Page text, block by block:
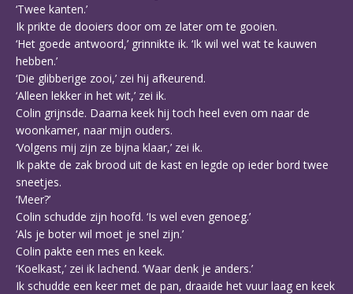
‘Twee kanten.’
Ik prikte de dooiers door om ze later om te gooien.
‘Het goede antwoord,’ grinnikte ik. ‘Ik wil wel wat te kauwen
hebben.’
‘Die glibberige zooi,’ zei hij afkeurend.
‘Alleen lekker in het wit,’ zei ik.
Colin grijnsde. Daarna keek hij toch heel even om naar de
woonkamer, naar mijn ouders.
‘Volgens mij zijn ze bijna klaar,’ zei ik.
Ik pakte de zak brood uit de kast en legde op ieder bord twee
sneetjes.
‘Meer?’
Colin schudde zijn hoofd. ‘Is wel even genoeg.’
‘Als je boter wil moet je snel zijn.’
Colin pakte een mes en keek.
‘Koelkast,’ zei ik lachend. ‘Waar denk je anders.’
Ik schudde een keer met de pan, draaide het vuur laag en keek